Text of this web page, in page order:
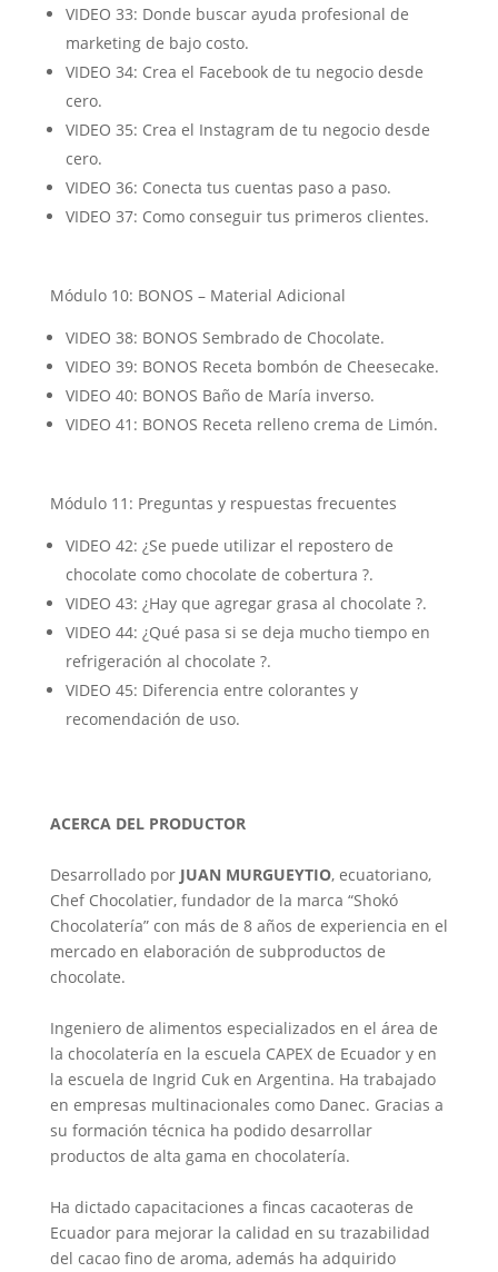
VIDEO 33: Donde buscar ayuda profesional de
marketing de bajo costo.
VIDEO 34: Crea el Facebook de tu negocio desde
cero.
VIDEO 35: Crea el Instagram de tu negocio desde
cero.
VIDEO 36: Conecta tus cuentas paso a paso.
VIDEO 37: Como conseguir tus primeros clientes.
Módulo 10: BONOS – Material Adicional
VIDEO 38: BONOS Sembrado de Chocolate.
VIDEO 39: BONOS Receta bombón de Cheesecake.
VIDEO 40: BONOS Baño de María inverso.
VIDEO 41: BONOS Receta relleno crema de Limón.
Módulo 11: Preguntas y respuestas frecuentes
VIDEO 42: ¿Se puede utilizar el repostero de
chocolate como chocolate de cobertura ?.
VIDEO 43: ¿Hay que agregar grasa al chocolate ?.
VIDEO 44: ¿Qué pasa si se deja mucho tiempo en
refrigeración al chocolate ?.
VIDEO 45: Diferencia entre colorantes y
recomendación de uso.
ACERCA DEL PRODUCTOR
Desarrollado porJUAN MURGUEYTIO, ecuatoriano,
Chef Chocolatier, fundador de la marca “Shokó
Chocolatería” con más de 8 años de experiencia en el
mercado en elaboración de subproductos de
chocolate.
Ingeniero de alimentos especializados en el área de
la chocolatería en la escuela CAPEX de Ecuador y en
la escuela de Ingrid Cuk en Argentina. Ha trabajado
en empresas multinacionales como Danec. Gracias a
su formación técnica ha podido desarrollar
productos de alta gama en chocolatería.
Ha dictado capacitaciones a fincas cacaoteras de
Ecuador para mejorar la calidad en su trazabilidad
del cacao fino de aroma, además ha adquirido